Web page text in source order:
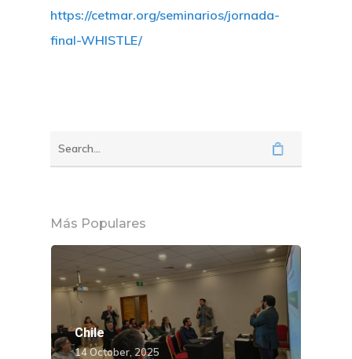
https://cetmar.org/seminarios/jornada-
final-WHISTLE/
Más Populares
Chile
14 October, 2025